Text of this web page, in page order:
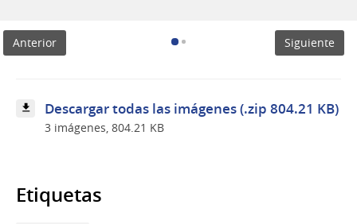
Anterior Siguiente
Descargar todas las imágenes (.zip 804.21 KB)
3 imágenes, 804.21 KB
Etiquetas